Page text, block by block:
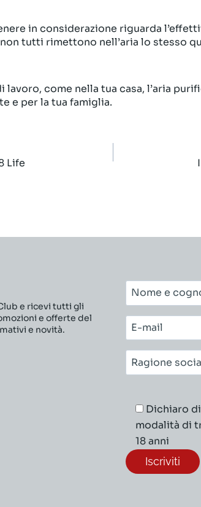
in considerazione riguarda
tutti rimettono nell’aria lo stesso
come nella tua casa, l’aria
e per la tua famiglia.
Life
e ricevi tutti gli
e offerte del
e novità.
Nome
e
cognome*
E-
mail*
Ragione
sociale*
Dichiaro
modalità di
18 anni